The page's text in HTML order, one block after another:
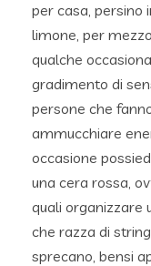
per casa, persino
limone, per
qualche
gradimento di
persone che
ammucchiare
occasione
una cera rossa,
quali organizzare
che razza di
sprecano, bensi